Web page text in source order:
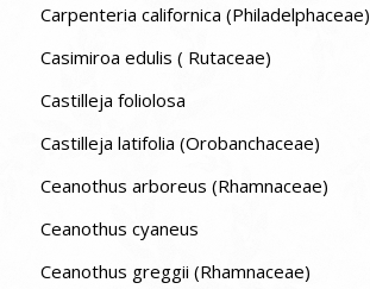
Carpenteria californica (Philadelphaceae)
Casimiroa edulis ( Rutaceae)
Castilleja foliolosa
Castilleja latifolia (Orobanchaceae)
Ceanothus arboreus (Rhamnaceae)
Ceanothus cyaneus
Ceanothus greggii (Rhamnaceae)